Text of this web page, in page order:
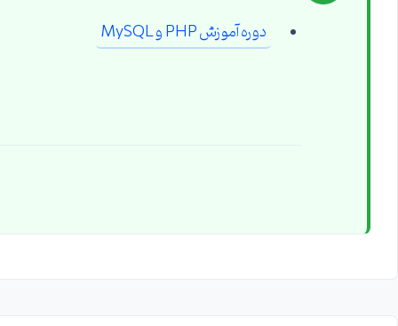
دوره آموزش PHP و MySQL